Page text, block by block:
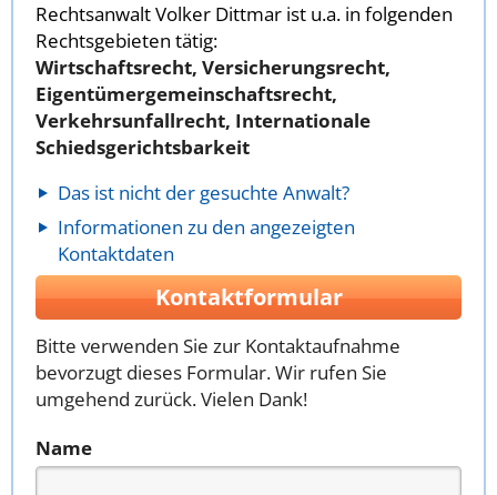
Rechtsanwalt Volker Dittmar ist u.a. in folgenden
Rechtsgebieten tätig:
Wirtschaftsrecht, Versicherungsrecht,
Eigentümergemeinschaftsrecht,
Verkehrsunfallrecht, Internationale
Schiedsgerichtsbarkeit
Das ist nicht der gesuchte Anwalt?
Informationen zu den angezeigten
Kontaktdaten
Kontaktformular
Bitte verwenden Sie zur Kontaktaufnahme
bevorzugt dieses Formular. Wir rufen Sie
umgehend zurück. Vielen Dank!
Name